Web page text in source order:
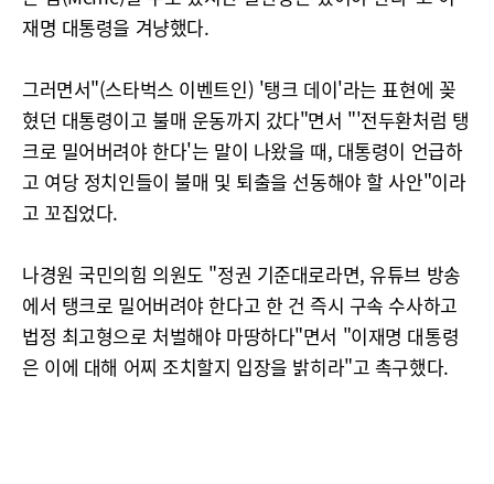
재명 대통령을 겨냥했다.
그러면서"(스타벅스 이벤트인) '탱크 데이'라는 표현에 꽂
혔던 대통령이고 불매 운동까지 갔다"면서 "'전두환처럼 탱
크로 밀어버려야 한다'는 말이 나왔을 때, 대통령이 언급하
고 여당 정치인들이 불매 및 퇴출을 선동해야 할 사안"이라
고 꼬집었다.
나경원 국민의힘 의원도 "정권 기준대로라면, 유튜브 방송
에서 탱크로 밀어버려야 한다고 한 건 즉시 구속 수사하고
법정 최고형으로 처벌해야 마땅하다"면서 "이재명 대통령
은 이에 대해 어찌 조치할지 입장을 밝히라"고 촉구했다.